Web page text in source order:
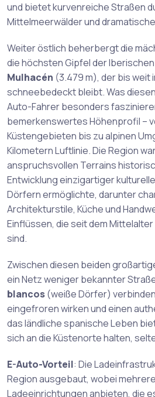
und bietet kurvenreiche Straßen
Mittelmeerwälder und
Weiter östlich beherbergt die
die höchsten Gipfel der
Mulhacén (3.479 m), der bis weit
schneebedeckt bleibt. Was
Auto-Fahrer besonders
bemerkenswertes Höhenprofil –
Küstengebieten bis zu alpinen
Kilometern Luftlinie. Die Region
anspruchsvollen Terrains
Entwicklung einzigartiger
Dörfern ermöglichte, darunter
Architekturstile, Küche und
Einflüssen, die seit dem
sind.
Zwischen diesen beiden
ein Netz weniger bekannter
blancos(weiße Dörfer)
eingefroren wirken und einen
das ländliche spanische Leben
sich an die Küstenorte halten,
E-Auto-Vorteil: Die
Region ausgebaut, wobei
Ladeeinrichtungen anbieten, die